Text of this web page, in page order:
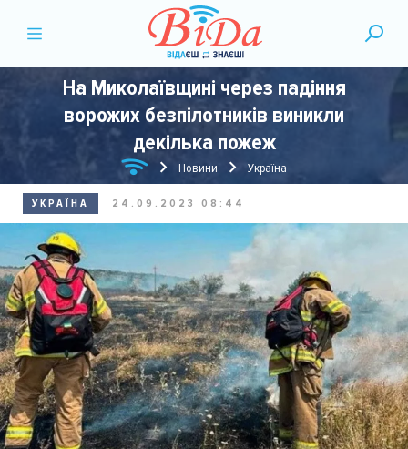
На Миколаївщині через падіння
ворожих безпілотників виникли
декілька пожеж
Новини Україна
УКРАЇНА 24.09.2023 08:44